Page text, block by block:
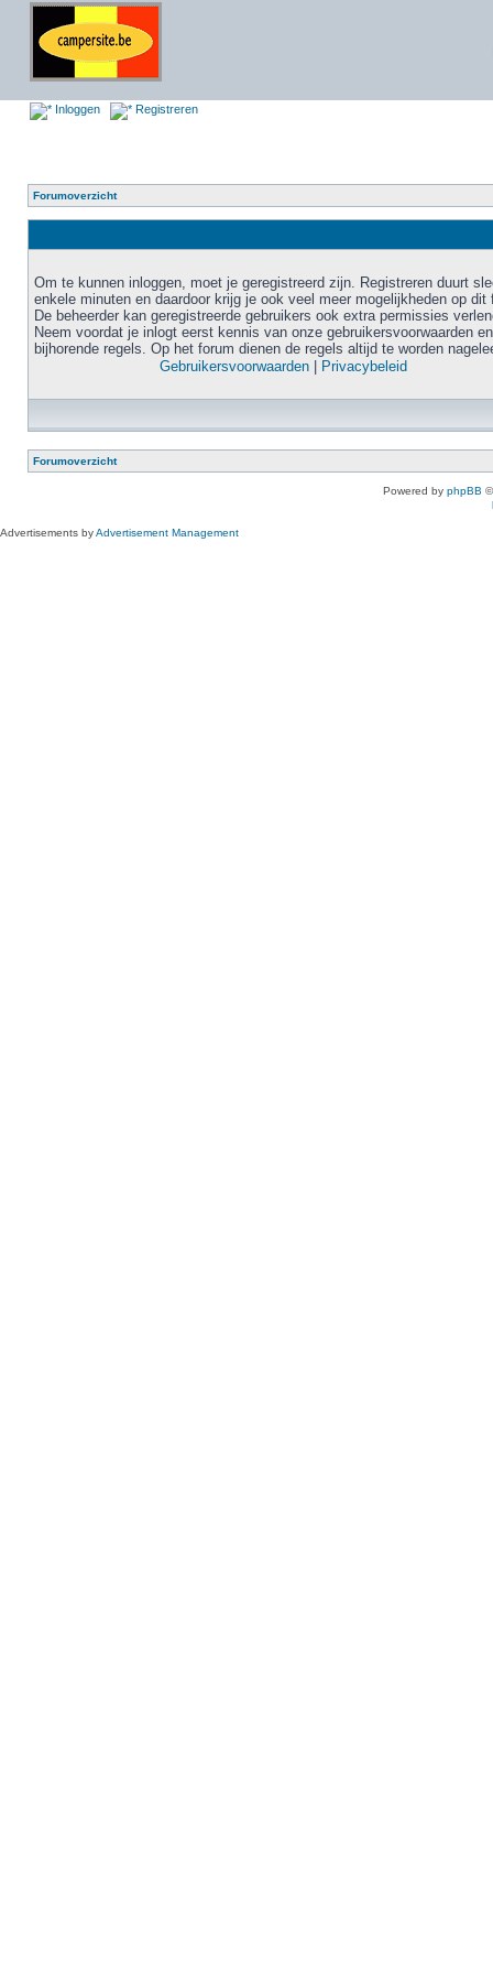
Inloggen Registreren
Forumoverzicht
Om te kunnen inloggen, moet je geregistreerd zijn. Registreren duurt
enkele minuten en daardoor krijg je ook veel meer mogelijkheden op dit
De beheerder kan geregistreerde gebruikers ook extra permissies
Neem voordat je inlogt eerst kennis van onze gebruikersvoorwaarden en
bijhorende regels. Op het forum dienen de regels altijd te worden
Gebruikersvoorwaarden
Privacybeleid
Forumoverzicht
Powered by phpBB
Advertisements byAdvertisement Management